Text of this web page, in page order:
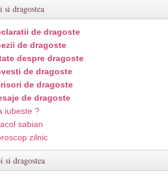
si dragostea
de dragoste
de dragoste
despre dragoste
de dragoste
de dragoste
de dragoste
iubeste ?
sabian
zilnic
si dragostea